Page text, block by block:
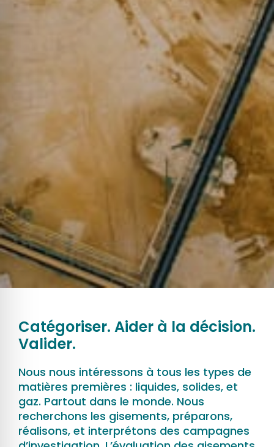
Catégoriser. Aider à la décision.
Valider.
Nous nous intéressons à tous les types de
matières premières : liquides, solides, et
gaz. Partout dans le monde. Nous
recherchons les gisements, préparons,
réalisons, et interprétons des campagnes